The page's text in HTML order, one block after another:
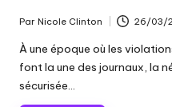
Publié
par
Par Nicole Clinton 26/03/
À une époque où les
font la une des journaux, la
sécurisée...